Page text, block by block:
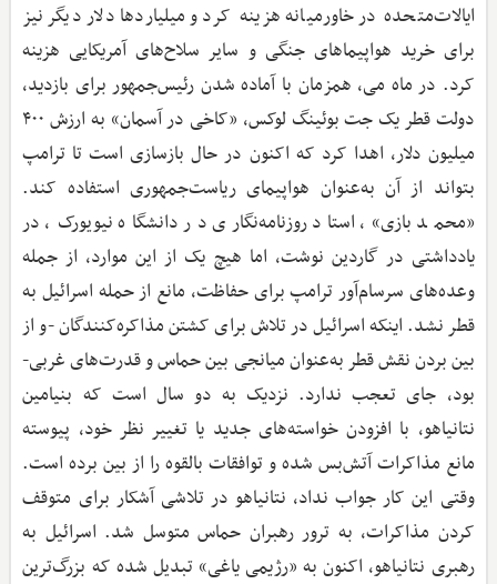
ایالات‌متحده در خاورمیانه هزینه کرد و میلیاردها دلار دیگر نیز
برای خرید هواپیماهای جنگی و سایر سلاح‌های آمریکایی هزینه
کرد. در ماه می، همزمان با آماده شدن رئیس‌جمهور برای بازدید،
دولت قطر یک جت بوئینگ لوکس، «کاخی در آسمان» به ارزش ۴۰۰
میلیون دلار، اهدا کرد که اکنون در حال بازسازی است تا ترامپ
بتواند از آن به‌عنوان هواپیمای ریاست‌جمهوری استفاده کند.
«محمد بازی»، استاد روزنامه‌نگاری در دانشگاه نیویورک، در
یادداشتی در گاردین نوشت، اما هیچ یک از این موارد، از جمله
وعده‌های سرسام‌آور ترامپ برای حفاظت، مانع از حمله اسرائیل به
قطر نشد. اینکه اسرائیل در تلاش برای کشتن مذاکره‌کنندگان -و از
بین بردن نقش قطر به‌عنوان میانجی بین حماس و قدرت‌های غربی-
بود، جای تعجب ندارد. نزدیک به دو سال است که بنیامین
نتانیاهو، با افزودن خواسته‌های جدید یا تغییر نظر خود، پیوسته
مانع مذاکرات آتش‌بس شده و توافقات بالقوه را از بین برده است.
وقتی این کار جواب نداد، نتانیاهو در تلاشی آشکار برای متوقف
کردن مذاکرات، به ترور رهبران حماس متوسل شد. اسرائیل به
رهبری نتانیاهو، اکنون به «رژیمی یاغی» تبدیل شده که بزرگ‌ترین